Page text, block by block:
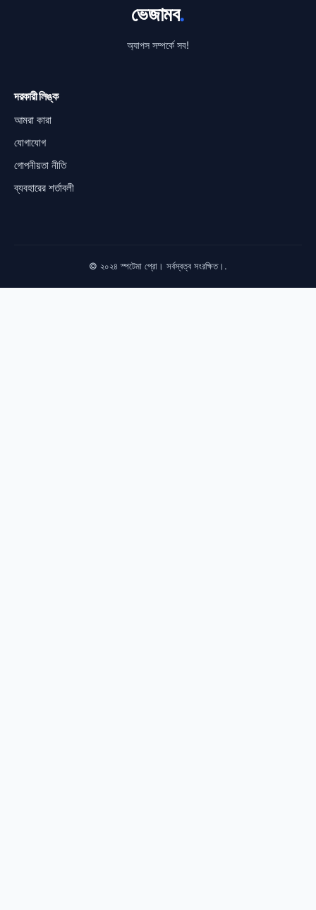
ভেজামব.
অ্যাপস সম্পর্কে সব!
দরকারী লিঙ্ক
আমরা কারা
যোগাযোগ
গোপনীয়তা নীতি
ব্যবহারের শর্তাবলী
© ২০২৪ স্পটেমা প্রো। সর্বস্বত্ব সংরক্ষিত।.